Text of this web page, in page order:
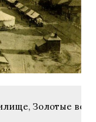
Золотые